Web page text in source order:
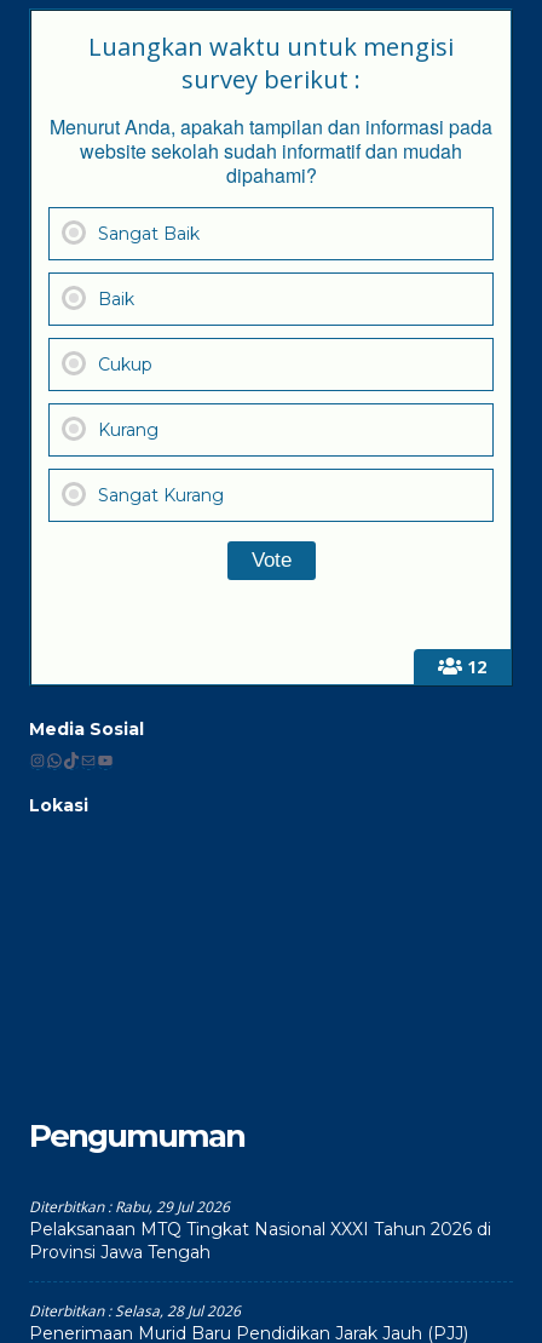
12
Luangkan waktu untuk mengisi
survey berikut :
Menurut Anda, apakah tampilan dan informasi pada
website sekolah sudah informatif dan mudah
dipahami?
Sangat Baik
Baik
Cukup
Kurang
Sangat Kurang
Media Sosial
Instagram
WhatsApp
TikTok
MailYouTube
Lokasi
Pengumuman
Diterbitkan :Rabu, 29 Jul 2026
Pelaksanaan MTQ Tingkat Nasional XXXI Tahun 2026 di
Provinsi Jawa Tengah
Diterbitkan :Selasa, 28 Jul 2026
Penerimaan Murid Baru Pendidikan Jarak Jauh (PJJ)